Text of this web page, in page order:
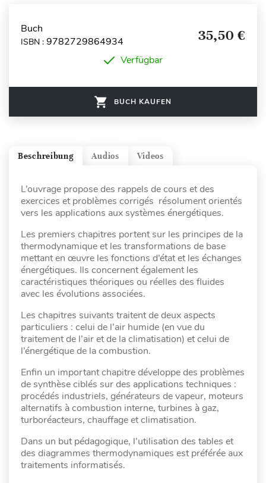
Buch
ISBN : 9782729864934 35,50 €
Verfügbar
BUCH KAUFEN
Videos
Audios
Beschreibung
L’ouvrage propose des rappels de cours et des
exercices et problèmes corrigés résolument orientés
vers les applications aux systèmes énergétiques.
Les premiers chapitres portent sur les principes de la
thermodynamique et les transformations de base
mettant en œuvre les fonctions d’état et les échanges
énergétiques. Ils concernent également les
caractéristiques théoriques ou réelles des fluides
avec les évolutions associées.
Les chapitres suivants traitent de deux aspects
particuliers : celui de l’air humide (en vue du
traitement de l’air et de la climatisation) et celui de
l’énergétique de la combustion.
Enfin un important chapitre développe des problèmes
de synthèse ciblés sur des applications techniques :
procédés industriels, générateurs de vapeur, moteurs
alternatifs à combustion interne, turbines à gaz,
turboréacteurs, chauffage et climatisation.
Dans un but pédagogique, l’utilisation des tables et
des diagrammes thermodynamiques est préférée aux
traitements informatisés.